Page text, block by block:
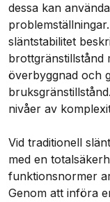
dessa kan
släntstabilitet
brottgränstillstånd
överbyggnad och
nivåer av
Vid traditionell
med en
funktionsnormer
Genom att införa